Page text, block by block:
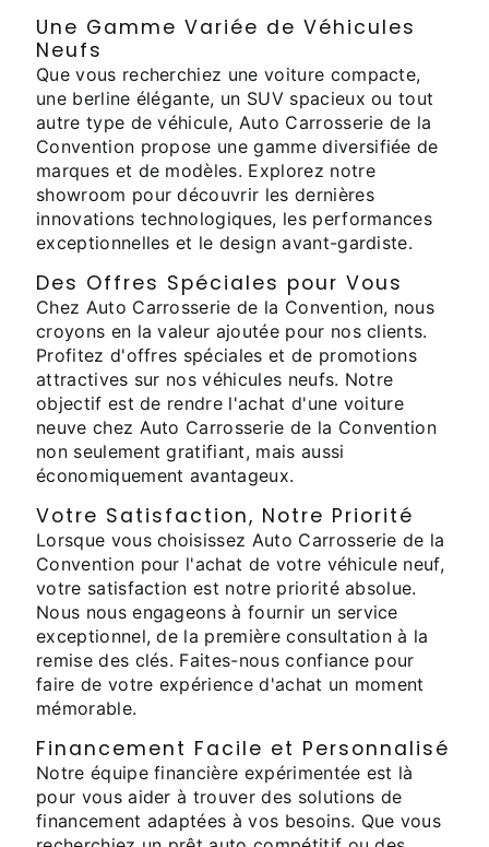
Une Gamme Variée de Véhicules
Neufs
Que vous recherchiez une voiture compacte,
une berline élégante, un SUV spacieux ou tout
autre type de véhicule, Auto Carrosserie de la
Convention propose une gamme diversifiée de
marques et de modèles. Explorez notre
showroom pour découvrir les dernières
innovations technologiques, les performances
exceptionnelles et le design avant-gardiste.
Des Offres Spéciales pour Vous
Chez Auto Carrosserie de la Convention, nous
croyons en la valeur ajoutée pour nos clients.
Profitez d'offres spéciales et de promotions
attractives sur nos véhicules neufs. Notre
objectif est de rendre l'achat d'une voiture
neuve chez Auto Carrosserie de la Convention
non seulement gratifiant, mais aussi
économiquement avantageux.
Votre Satisfaction, Notre Priorité
Lorsque vous choisissez Auto Carrosserie de la
Convention pour l'achat de votre véhicule neuf,
votre satisfaction est notre priorité absolue.
Nous nous engageons à fournir un service
exceptionnel, de la première consultation à la
remise des clés. Faites-nous confiance pour
faire de votre expérience d'achat un moment
mémorable.
Financement Facile et Personnalisé
Notre équipe financière expérimentée est là
pour vous aider à trouver des solutions de
financement adaptées à vos besoins. Que vous